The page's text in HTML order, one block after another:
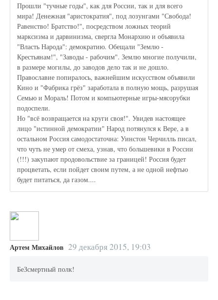
Прошли "тучные годы", как для России, так и для всего
мира! Денежная "аристократия", под лозунгами "Свобода!
Равенство! Братство!", посредством ложных теорий
марксизма и дарвинизма, свергла Монархию и объявила
"Власть Народа": демократию. Обещали "Землю -
Крестьянам!", "Заводы - рабочим". Землю многие получили,
в размере могилы, до заводов дело так и не дошло.
Православие попиралось, важнейшим искусством объявили
Кино и "Фабрика грёз" заработала в полную мощь, разрушая
Семью и Мораль! Потом и компьютерные игры-мясорубки
подоспели.
Но "всё возвращается на круги своя!". Увидев настоящее
лицо "истинной демократии" Народ потянулся к Вере, а в
остальном Россия самодостаточна: Уинстон Черчилль писал,
что чуть не умер от смеха, узнав, что большевики в России
(!!!) закупают продовольствие за границей! Россия будет
процветать, если пойдет своим путем, а не одной нефтью
будет питаться, да газом....
Артем Михайлов 29 декабря 2015, 19:03
БеЗсмертный полк!